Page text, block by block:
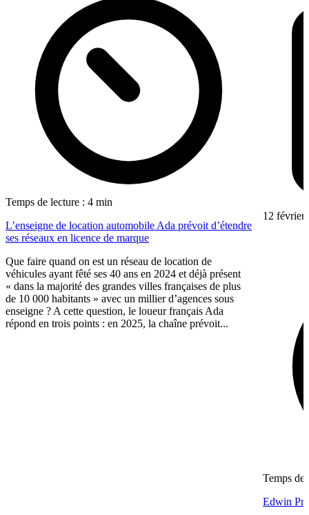
Temps de lecture : 4 min
L’enseigne de location automobile Ada prévoit d’étendre
ses réseaux en licence de marque
Que faire quand on est un réseau de location de
véhicules ayant fêté ses 40 ans en 2024 et déjà présent
« dans la majorité des grandes villes françaises de plus
de 10 000 habitants » avec un millier d’agences sous
enseigne ? A cette question, le loueur français Ada
répond en trois points : en 2025, la chaîne prévoit...
12 février
Temps de
Edwin